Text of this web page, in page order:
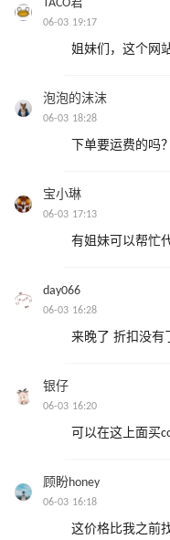
TACO君
06-03 19:17
姐妹们，这个网
泡泡的沫沫
06-03 18:28
下单要运费的吗？
宝小琳
06-03 17:13
有姐妹可以帮忙
day066
06-03 16:28
来晚了 折扣没有
银仔
06-03 16:20
可以在这上面买
顾盼honey
06-03 16:18
这价格比我之前